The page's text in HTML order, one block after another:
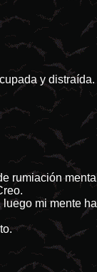
y distraída.
rumiación
mi mente